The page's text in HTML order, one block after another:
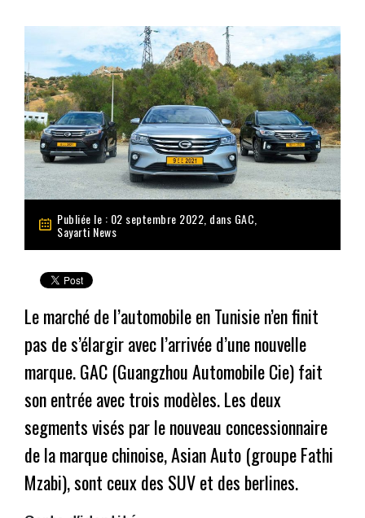
Publiée le : 02 septembre 2022, dans GAC
Sayarti News
Le marché de l’automobile en Tunisie n’en finit
pas de s’élargir avec l’arrivée d’une nouvelle
marque. GAC (Guangzhou Automobile Cie) fait
son entrée avec trois modèles. Les deux
segments visés par le nouveau concessionnaire
de la marque chinoise, Asian Auto (groupe Fathi
Mzabi), sont ceux des SUV et des berlines.